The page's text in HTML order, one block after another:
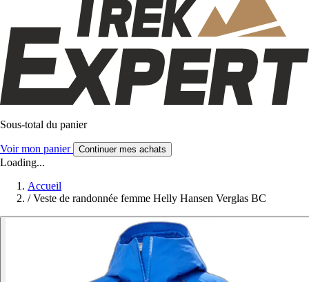
Sous-total du panier
Voir mon panier Continuer mes achats
Loading...
Accueil
/ Veste de randonnée femme Helly Hansen Verglas BC